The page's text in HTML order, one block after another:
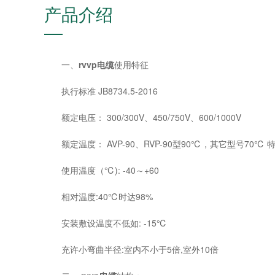
产品介绍
一、 rvvp电缆使用特征
执行标准 JB8734.5-2016
额定电压： 300/300V、450/750V、600/1000V
额定温度： AVP-90、RVP-90型90℃，其它型号70℃
使用温度（℃): -40～+60
相对温度:40℃时达98%
安装敷设温度不低如: -15℃
充许小弯曲半径:室内不小于5倍,室外10倍